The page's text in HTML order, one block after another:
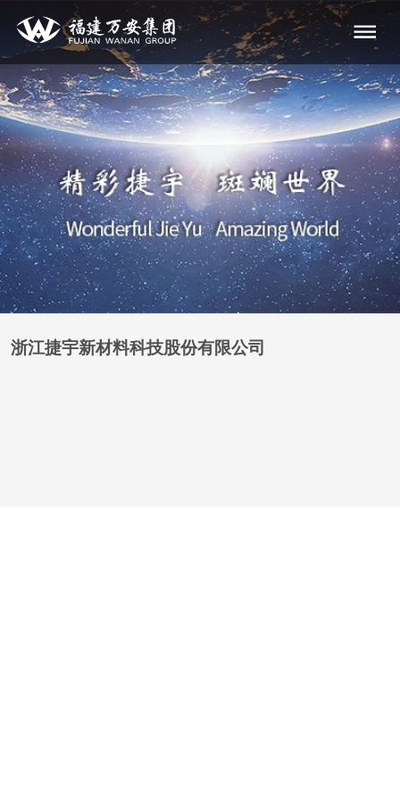
浙江捷宇新材料科技股份有限公司